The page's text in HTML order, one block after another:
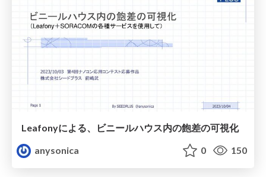
Leafonyによる、ビニールハウス内の飽差の可視化
anysonica
0 150